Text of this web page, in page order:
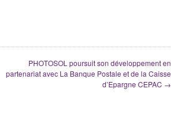
PHOTOSOL poursuit son développement en
partenariat avec La Banque Postale et de la Caisse
d’Epargne CEPAC →